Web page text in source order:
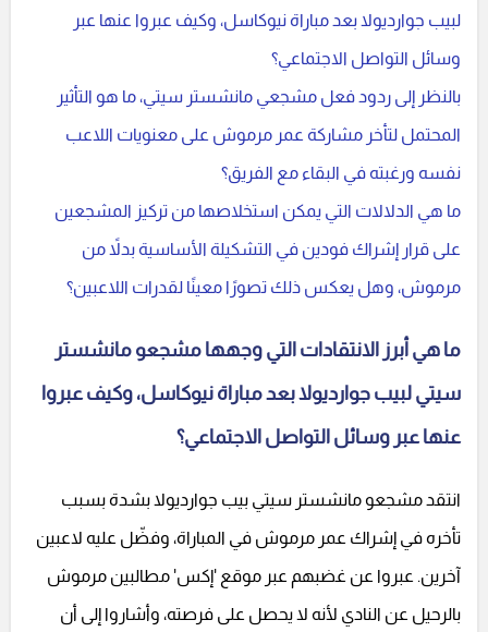
لبيب جوارديولا بعد مباراة نيوكاسل، وكيف عبروا عنها عبر
وسائل التواصل الاجتماعي؟
بالنظر إلى ردود فعل مشجعي مانشستر سيتي، ما هو التأثير
المحتمل لتأخر مشاركة عمر مرموش على معنويات اللاعب
نفسه ورغبته في البقاء مع الفريق؟
ما هي الدلالات التي يمكن استخلاصها من تركيز المشجعين
على قرار إشراك فودين في التشكيلة الأساسية بدلاً من
مرموش، وهل يعكس ذلك تصورًا معينًا لقدرات اللاعبين؟
ما هي أبرز الانتقادات التي وجهها مشجعو مانشستر
سيتي لبيب جوارديولا بعد مباراة نيوكاسل، وكيف عبروا
عنها عبر وسائل التواصل الاجتماعي؟
انتقد مشجعو مانشستر سيتي بيب جوارديولا بشدة بسبب
تأخره في إشراك عمر مرموش في المباراة، وفضّل عليه لاعبين
آخرين. عبروا عن غضبهم عبر موقع 'إكس' مطالبين مرموش
بالرحيل عن النادي لأنه لا يحصل على فرصته، وأشاروا إلى أن